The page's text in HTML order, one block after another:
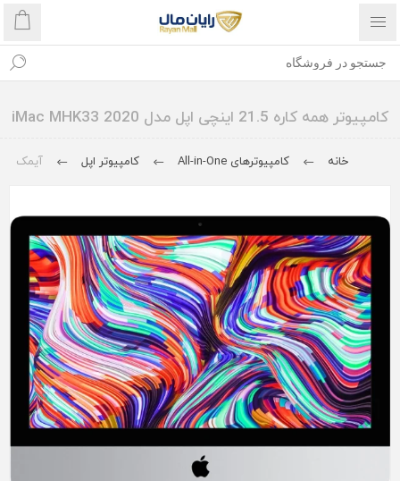
کامپیوتر همه کاره 21.5 اینچی اپل مدل iMac MHK33 2020
خانه کامپیوترهای All-in-One کامپیوتر اپل آیمک